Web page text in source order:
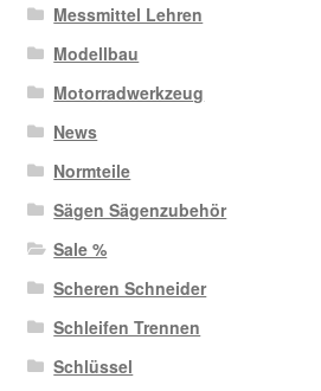
Messmittel Lehren
Modellbau
Motorradwerkzeug
News
Normteile
Sägen Sägenzubehör
Sale %
Scheren Schneider
Schleifen Trennen
Schlüssel